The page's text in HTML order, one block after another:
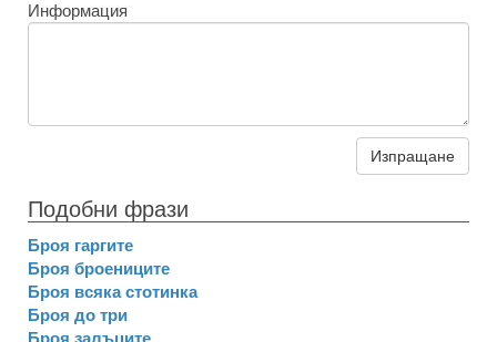
Информация
Изпращане
Подобни фрази
Броя гаргите
Броя броениците
Броя всяка стотинка
Броя до три
Броя залъците